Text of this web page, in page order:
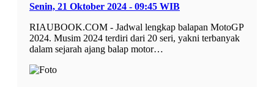
Senin, 21 Oktober 2024 - 09:45 WIB
RIAUBOOK.COM - Jadwal lengkap balapan MotoGP
2024. Musim 2024 terdiri dari 20 seri, yakni terbanyak
dalam sejarah ajang balap motor…